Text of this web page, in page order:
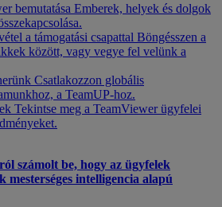
bemutatása Emberek, helyek és dolgok
a támogatási csapattal Böngésszen a
között, vagy vegye fel velünk a
Csatlakozzon globális
a TeamUP-hoz.
Tekintse meg a TeamViewer ügyfelei
számolt be, hogy az ügyfelek
mesterséges intelligencia alapú